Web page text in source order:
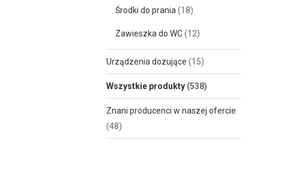
Środki do prania (18)
Zawieszka do WC(12)
Urządzenia dozujące (15)
Wszystkie produkty (538)
Znani producenci w naszej ofercie
(48)